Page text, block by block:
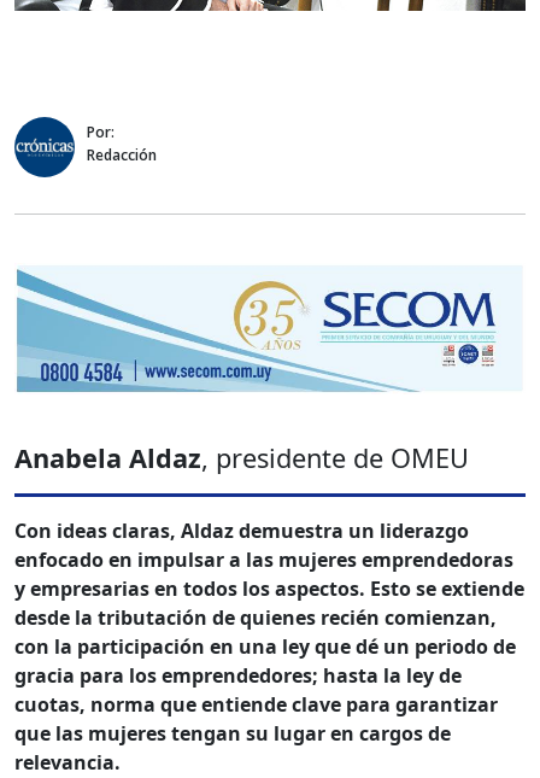
Por:
Redacción
Anabela Aldaz, presidente de OMEU
Con ideas claras, Aldaz demuestra un liderazgo
enfocado en impulsar a las mujeres emprendedoras
y empresarias en todos los aspectos. Esto se extiende
desde la tributación de quienes recién comienzan,
con la participación en una ley que dé un periodo de
gracia para los emprendedores; hasta la ley de
cuotas, norma que entiende clave para garantizar
que las mujeres tengan su lugar en cargos de
relevancia.